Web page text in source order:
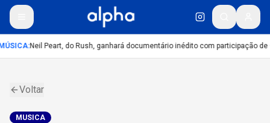
:Neil Peart, do Rush, ganhará documentário inédito com participação de
Voltar
MUSICA